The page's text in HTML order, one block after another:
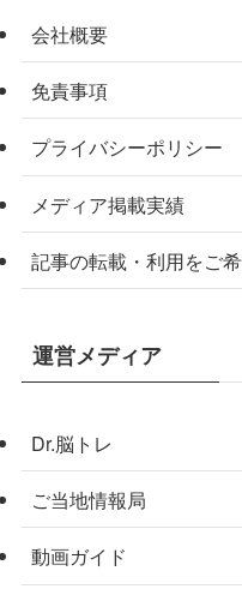
会社概要
免責事項
プライバシーポリシー
メディア掲載実績
記事の転載・利用をご
運営メディア
Dr.脳トレ
ご当地情報局
動画ガイド